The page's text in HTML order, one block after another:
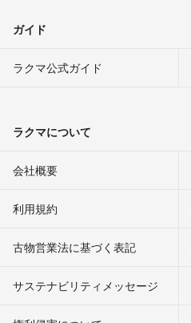
ガイド
ラクマ公式ガイド
ラクマについて
会社概要
利用規約
古物営業法に基づく表記
サステナビリティメッセージ